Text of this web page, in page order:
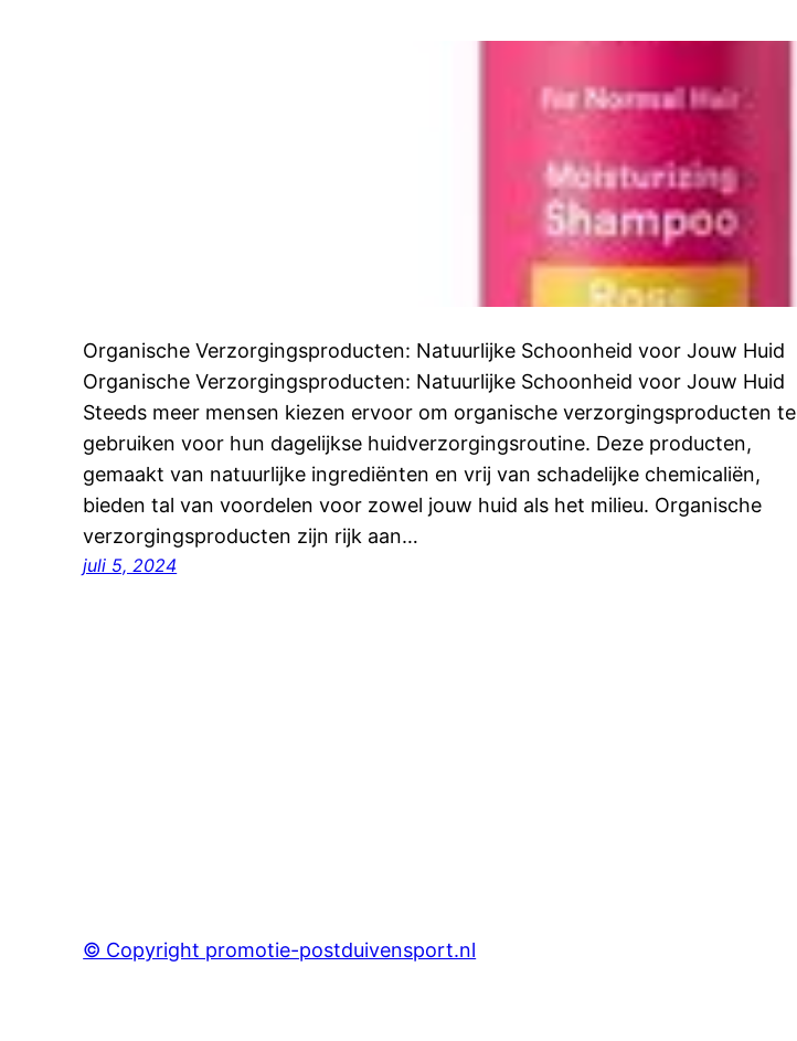
Organische Verzorgingsproducten: Natuurlijke Schoonheid voor Jouw Huid
Organische Verzorgingsproducten: Natuurlijke Schoonheid voor Jouw Huid
Steeds meer mensen kiezen ervoor om organische verzorgingsproducten te
gebruiken voor hun dagelijkse huidverzorgingsroutine. Deze producten,
gemaakt van natuurlijke ingrediënten en vrij van schadelijke chemicaliën,
bieden tal van voordelen voor zowel jouw huid als het milieu. Organische
verzorgingsproducten zijn rijk aan…
juli 5, 2024
© Copyright promotie-postduivensport.nl